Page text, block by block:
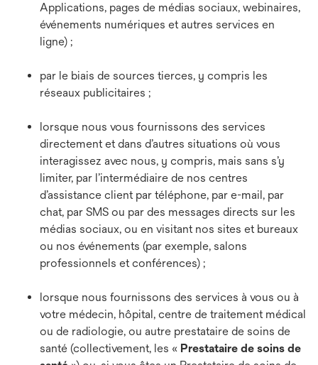
Applications, pages de médias sociaux, webinaires,
événements numériques et autres services en
ligne) ;
par le biais de sources tierces, y compris les
réseaux publicitaires ;
lorsque nous vous fournissons des services
directement et dans d’autres situations où vous
interagissez avec nous, y compris, mais sans s’y
limiter, par l’intermédiaire de nos centres
d’assistance client par téléphone, par e-mail, par
chat, par SMS ou par des messages directs sur les
médias sociaux, ou en visitant nos sites et bureaux
ou nos événements (par exemple, salons
professionnels et conférences) ;
lorsque nous fournissons des services à vous ou à
votre médecin, hôpital, centre de traitement médical
ou de radiologie, ou autre prestataire de soins de
santé (collectivement, les « Prestataire de soins de